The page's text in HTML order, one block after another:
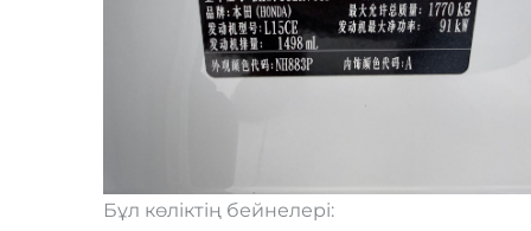
Бұл көліктің бейнелері: